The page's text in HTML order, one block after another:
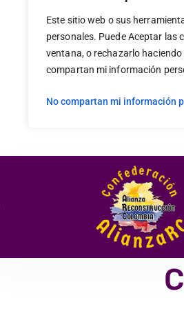
Este sitio web o sus
personales. Puede Aceptar las
ventana, o rechazarlo haciendo
compartan mi información
No compartan mi información
.